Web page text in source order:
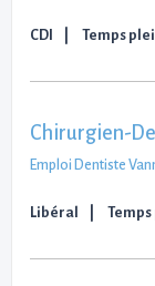
CDI Temps
Chirurgien-
Emploi Dentiste
Libéral